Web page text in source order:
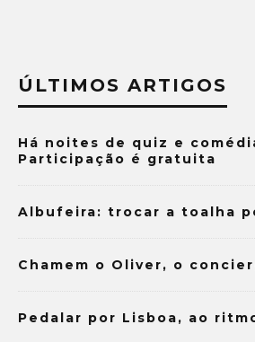
ÚLTIMOS ARTIGOS
Há noites de quiz e
Participação é gratuita
Albufeira: trocar a toalha
Chamem o Oliver, o
Pedalar por Lisboa, ao